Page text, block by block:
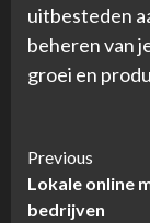
uitbesteden
beheren van
groei en
Continue
Reading
Previous
Lokale online
bedrijven